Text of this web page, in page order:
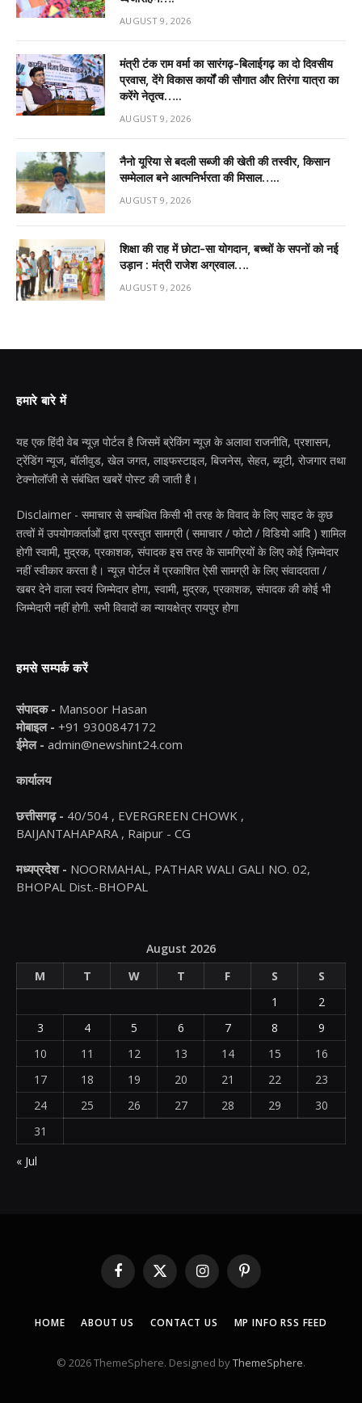
AUGUST 9, 2026
मंत्री टंक राम वर्मा का सारंगढ़-बिलाईगढ़ का दो दिवसीय
प्रवास, देंगे विकास कार्यों की सौगात और तिरंगा यात्रा का
करेंगे नेतृत्व…..
AUGUST 9, 2026
नैनो यूरिया से बदली सब्जी की खेती की तस्वीर, किसान
सम्मेलाल बने आत्मनिर्भरता की मिसाल…..
AUGUST 9, 2026
शिक्षा की राह में छोटा-सा योगदान, बच्चों के सपनों को नई
उड़ान : मंत्री राजेश अग्रवाल….
AUGUST 9, 2026
हमारे बारे में
यह एक हिंदी वेब न्यूज़ पोर्टल है जिसमें ब्रेकिंग न्यूज़ के अलावा राजनीति, प्रशासन,
ट्रेंडिंग न्यूज, बॉलीवुड, खेल जगत, लाइफस्टाइल, बिजनेस, सेहत, ब्यूटी, रोजगार तथा
टेक्नोलॉजी से संबंधित खबरें पोस्ट की जाती है।
Disclaimer - समाचार से सम्बंधित किसी भी तरह के विवाद के लिए साइट के कुछ
तत्वों में उपयोगकर्ताओं द्वारा प्रस्तुत सामग्री ( समाचार / फोटो / विडियो आदि ) शामिल
होगी स्वामी, मुद्रक, प्रकाशक, संपादक इस तरह के सामग्रियों के लिए कोई ज़िम्मेदार
नहीं स्वीकार करता है। न्यूज़ पोर्टल में प्रकाशित ऐसी सामग्री के लिए संवाददाता /
खबर देने वाला स्वयं जिम्मेदार होगा, स्वामी, मुद्रक, प्रकाशक, संपादक की कोई भी
जिम्मेदारी नहीं होगी. सभी विवादों का न्यायक्षेत्र रायपुर होगा
हमसे सम्पर्क करें
संपादक - Mansoor Hasan
मोबाइल - +91 9300847172
ईमेल - admin@newshint24.com
कार्यालय
छत्तीसगढ़ - 40/504 , EVERGREEN CHOWK ,
BAIJANTAHAPARA , Raipur - CG
मध्यप्रदेश - NOORMAHAL, PATHAR WALI GALI NO. 02,
BHOPAL Dist.-BHOPAL
August 2026
M
T W T F S
S
1
2
3
4 5 6 7 8
9
10
11 12 13 14 15
16
17
18 19 20 21 22
23
24
25 26 27 28 29
30
31
« Jul
Facebook
X
(Twitter)
InstagramPinterest
HOME ABOUT US CONTACT US MP INFO RSS FEED
© 2026 ThemeSphere. Designed byThemeSphere.